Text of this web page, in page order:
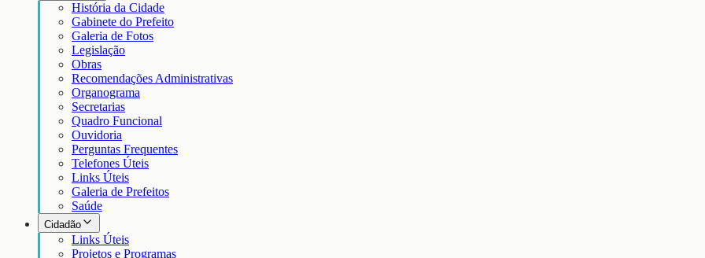
História da Cidade
Gabinete do Prefeito
Galeria de Fotos
Legislação
Obras
Recomendações Administrativas
Organograma
Secretarias
Quadro Funcional
Ouvidoria
Perguntas Frequentes
Telefones Úteis
Links Úteis
Galeria de Prefeitos
Saúde
Cidadão
Links Úteis
Projetos e Programas